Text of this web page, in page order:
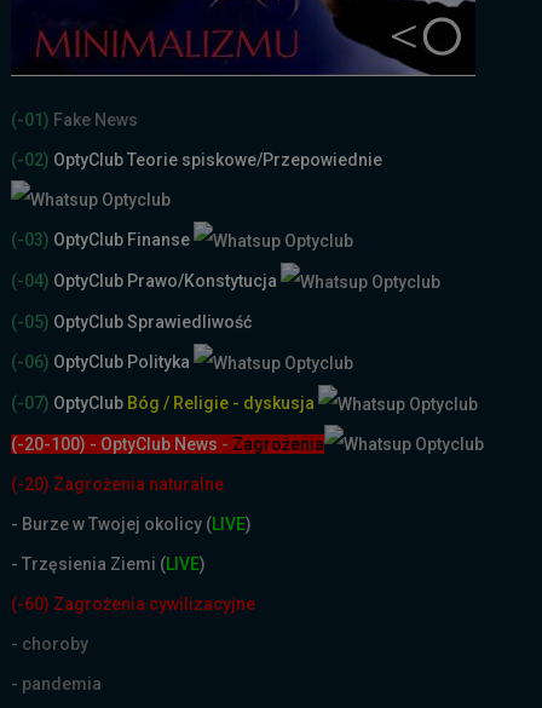
(-01) Fake News
(-02) OptyClub Teorie spiskowe/Przepowiednie
(-03) OptyClub Finanse
(-04) OptyClub Prawo/Konstytucja
(-05) OptyClub Sprawiedliwość
(-06) OptyClub Polityka
(-07) OptyClub Bóg / Religie - dyskusja
(-20-100) - OptyClub News - Zagrożenia
(-20) Zagrożenia naturalne
- Burze w Twojej okolicy (LIVE)
- Trzęsienia Ziemi (LIVE)
(-60) Zagrożenia cywilizacyjne
- choroby
- pandemia